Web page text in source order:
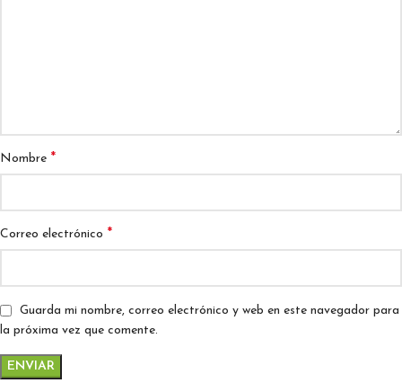
Nombre *
Correo electrónico *
Guarda mi nombre, correo electrónico y web en este navegador para
la próxima vez que comente.